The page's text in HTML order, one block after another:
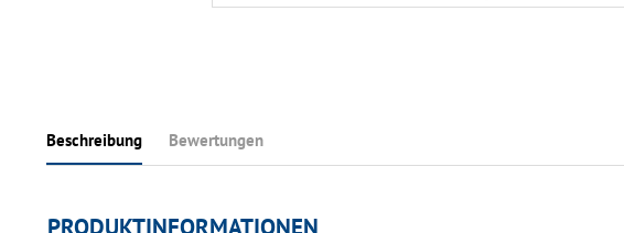
Beschreibung Bewertungen
PRODUKTINFORMATIONEN